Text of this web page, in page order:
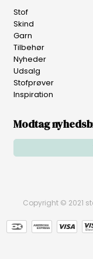
Stof
Skind
Garn
Tilbehør
Nyheder
Udsalg
Stofprøver
Inspiration
Modtag
Copyright © 2021